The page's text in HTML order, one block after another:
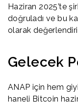
Haziran 2025’te
doğruladı ve bu
olarak
Gelecek
ANAP için hem
haneli Bitcoin